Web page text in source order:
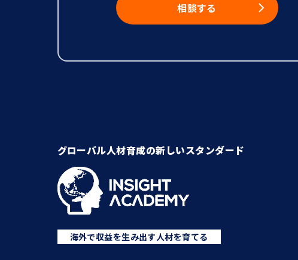
相談する
グローバル人材育成の新しいスタンダード
海外で収益を生み出す人材を育てる